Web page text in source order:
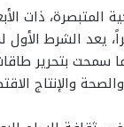
المتبصرة، ذات
يعد الشرط الأول
سمحت بتحرير
والإنتاج